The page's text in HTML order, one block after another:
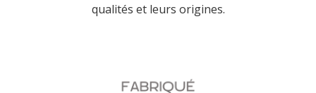
qualités et leurs origines.